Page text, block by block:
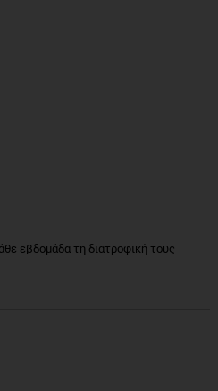
εβδομάδα τη διατροφική τους